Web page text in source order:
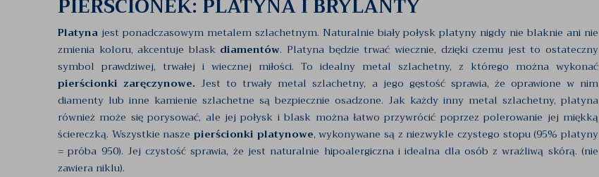
Platyna jest ponadczasowym metalem szlachetnym. Naturalnie biały połysk platyny nigdy nie blaknie ani nie
zmienia koloru, akcentuje blask diamentów. Platyna będzie trwać wiecznie, dzięki czemu jest to ostateczny
symbol prawdziwej, trwałej i wiecznej miłości. To idealny metal szlachetny, z którego można wykonać
pierścionki zaręczynowe. Jest to trwały metal szlachetny, a jego gęstość sprawia, że oprawione w nim
diamenty lub inne kamienie szlachetne są bezpiecznie osadzone. Jak każdy inny metal szlachetny, platyna
również może się porysować, ale jej połysk i blask można łatwo przywrócić poprzez polerowanie jej miękką
ściereczką. Wszystkie nasze pierścionki platynowe, wykonywane są z niezwykle czystego stopu (95% platyny
= próba 950). Jej czystość sprawia, że jest naturalnie hipoalergiczna i idealna dla osób z wrażliwą skórą. (nie
zawiera niklu).